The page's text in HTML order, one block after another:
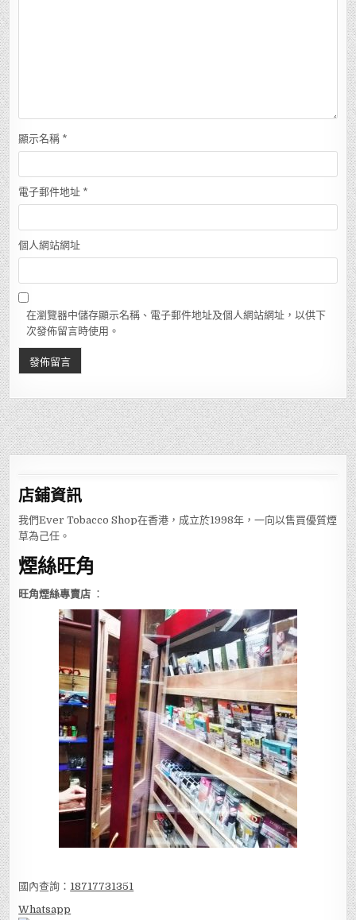
顯示名稱 *
電子郵件地址 *
個人網站網址
在瀏覽器中儲存顯示名稱、電子郵件地址及個人網站網址，以供下
次發佈留言時使用。
店鋪資訊
我們Ever Tobacco Shop在香港，成立於1998年，一向以售買優質煙
草為己任。
煙絲旺角
旺角煙絲專賣店 ：
國內查詢： 18717731351
Whatsapp